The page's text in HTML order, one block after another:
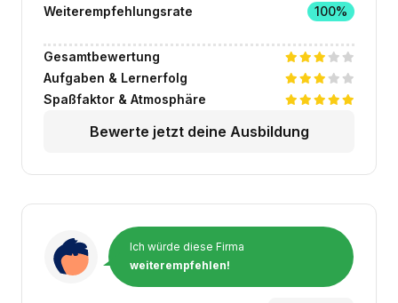
Weiterempfehlungsrate 100%
Gesamtbewertung
Aufgaben & Lernerfolg
Spaßfaktor & Atmosphäre
Bewerte jetzt deine Ausbildung
Ich würde diese Firma
weiterempfehlen!